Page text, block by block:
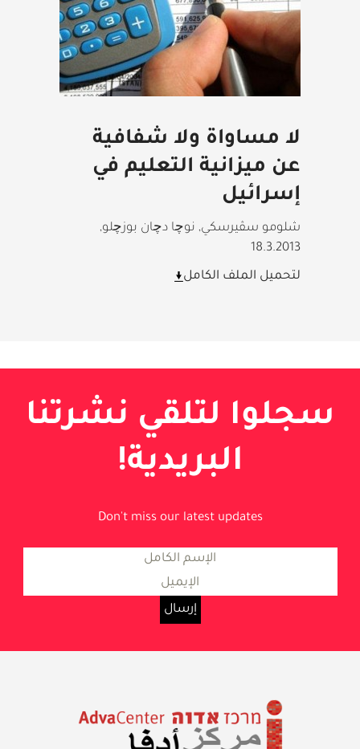
لا مساواة ولا شفافية
عن ميزانية التعليم في
إسرائيل
شلومو سڤيرسكي, نوچا دچان بوزچلو,
18.3.2013
لتحميل الملف الكامل
سجلوا لتلقي نشرتنا
البريدية!
Don't miss our latest updates
الاجتماعية في إسرائيل